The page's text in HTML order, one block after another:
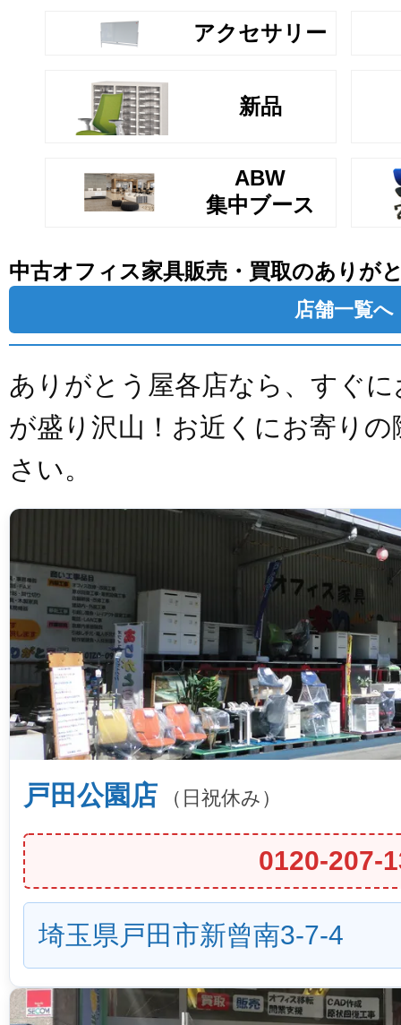
アクセサリー
新品
ABW
集中ブース
中古オフィス家具販売・買取のありが
店舗一覧へ
ありがとう屋各店なら、すぐ
が盛り沢山！お近くにお寄り
さい。
戸田公園店 （日祝休み）
0120-207-
埼玉県戸田市新曾南3-7-4